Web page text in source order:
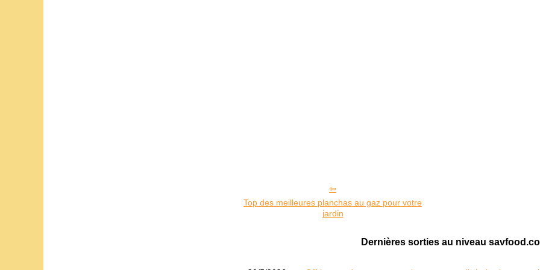
Top des meilleures planchas au gaz pour votre
jardin
Dernières sorties au niveau